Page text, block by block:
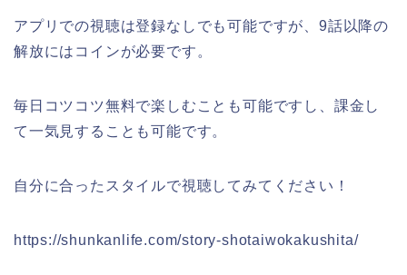
アプリでの視聴は登録なしでも可能ですが、9話以降の
解放にはコインが必要です。
毎日コツコツ無料で楽しむことも可能ですし、課金し
て一気見することも可能です。
自分に合ったスタイルで視聴してみてください！
https://shunkanlife.com/story-shotaiwokakushita/